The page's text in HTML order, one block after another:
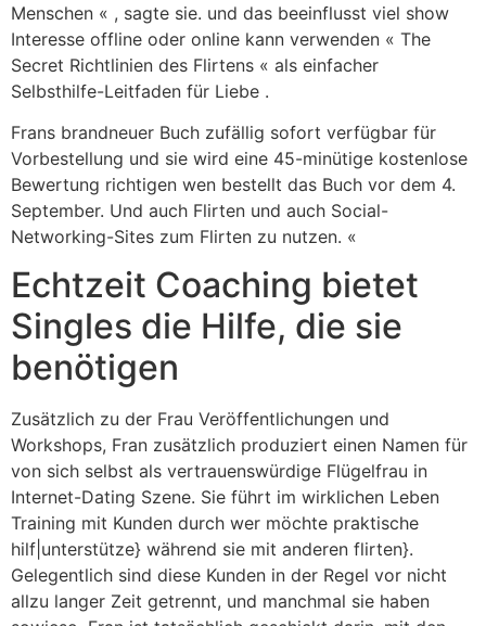
Menschen « , sagte sie. und das beeinflusst viel show
Interesse offline oder online kann verwenden « The
Secret Richtlinien des Flirtens « als einfacher
Selbsthilfe-Leitfaden für Liebe .
Frans brandneuer Buch zufällig sofort verfügbar für
Vorbestellung und sie wird eine 45-minütige kostenlose
Bewertung richtigen wen bestellt das Buch vor dem 4.
September. Und auch Flirten und auch Social-
Networking-Sites zum Flirten zu nutzen. «
Echtzeit Coaching bietet
Singles die Hilfe, die sie
benötigen
Zusätzlich zu der Frau Veröffentlichungen und
Workshops, Fran zusätzlich produziert einen Namen für
von sich selbst als vertrauenswürdige Flügelfrau in
Internet-Dating Szene. Sie führt im wirklichen Leben
Training mit Kunden durch wer möchte praktische
hilf|unterstütze} während sie mit anderen flirten}.
Gelegentlich sind diese Kunden in der Regel vor nicht
allzu langer Zeit getrennt, und manchmal sie haben